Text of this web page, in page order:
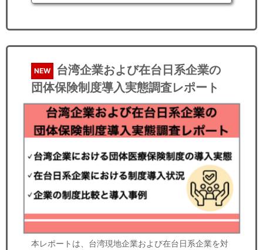
NEW
台湾企業および在台日系企業の
団体保険制度導入実態調査レポート
本レポートは、台湾現地企業および在台日系企業を対